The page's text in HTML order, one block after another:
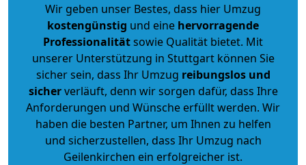
Wir geben unser Bestes, dass hier Umzug
kostengünstig und eine hervorragende
Professionalitätsowie Qualität bietet. Mit
unserer Unterstützung in Stuttgart können Sie
sicher sein, dass Ihr Umzug reibungslos und
sicherverläuft, denn wir sorgen dafür, dass Ihre
Anforderungen und Wünsche erfüllt werden. Wir
haben die besten Partner, um Ihnen zu helfen
und sicherzustellen, dass Ihr Umzug nach
Geilenkirchen ein erfolgreicher ist.